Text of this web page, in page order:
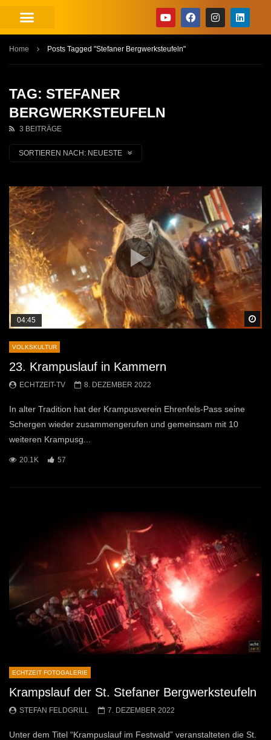
Home Posts Tagged "Stefaner Bergwerksteufeln"
TAG: STEFANER
BERGWERKSTEUFELN
3 BEITRÄGE
SORTIEREN NACH: NEUESTE
04:45
VOLKSKULTUR
23. Krampuslauf in Kammern
ECHTZEIT-TV 8. DEZEMBER 2022
In alter Tradition hat der Krampusverein Ehrenfels-Pass seine
Schergen wieder zusammengerufen und gemeinsam mit 10
weiteren Krampusg...
20.1K 57
ECHTZEIT FOTOGALERIE
Krampslauf der St. Stefaner Bergwerksteufeln
STEFAN FELDGRILL 7. DEZEMBER 2022
Unter dem Titel “Krampuslauf im Festwald” veranstalteten die St.